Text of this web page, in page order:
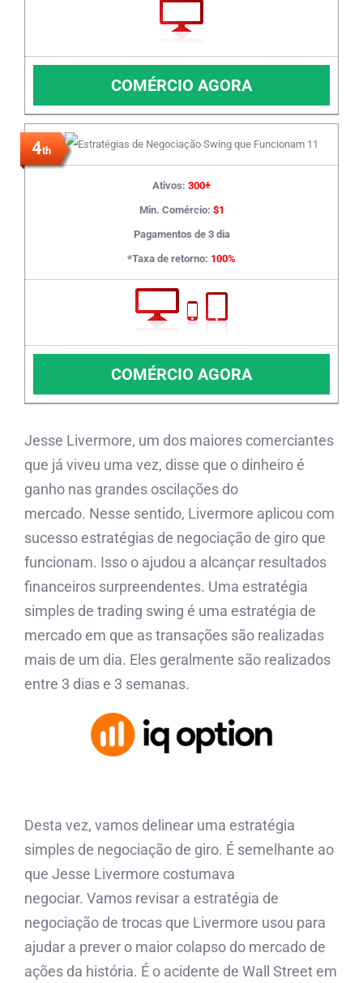
COMÉRCIO AGORA
4th
Ativos: 300+
Min. Comércio: $1
Pagamentos de 3 dia
*Taxa de retorno: 100%
COMÉRCIO AGORA
Jesse Livermore, um dos maiores comerciantes
que já viveu uma vez, disse que o dinheiro é
ganho nas grandes oscilações do
mercado. Nesse sentido, Livermore aplicou com
sucesso estratégias de negociação de giro que
funcionam. Isso o ajudou a alcançar resultados
financeiros surpreendentes. Uma estratégia
simples de trading swing é uma estratégia de
mercado em que as transações são realizadas
mais de um dia. Eles geralmente são realizados
entre 3 dias e 3 semanas.
Desta vez, vamos delinear uma estratégia
simples de negociação de giro. É semelhante ao
que Jesse Livermore costumava
negociar. Vamos revisar a estratégia de
negociação de trocas que Livermore usou para
ajudar a prever o maior colapso do mercado de
ações da história. É o acidente de Wall Street em